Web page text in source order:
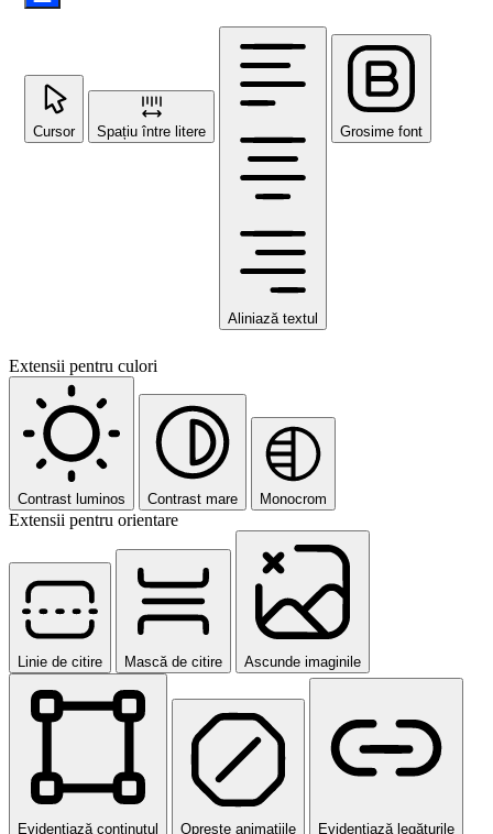
Cursor Spațiu între litere
Aliniază textul
Grosime font
Extensii pentru culori
Contrast luminos Contrast mare Monocrom
Extensii pentru orientare
Linie de citire Mască de citire Ascunde imaginile
Evidențiază conținutul Oprește animațiile Evidențiază legăturile